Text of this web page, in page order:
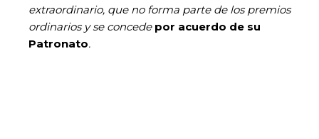
extraordinario, que no forma parte de los premios
ordinarios y se concede por acuerdo de su
Patronato.